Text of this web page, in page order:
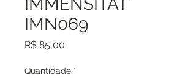
IMN069
R$ 85,00
Quantidade *